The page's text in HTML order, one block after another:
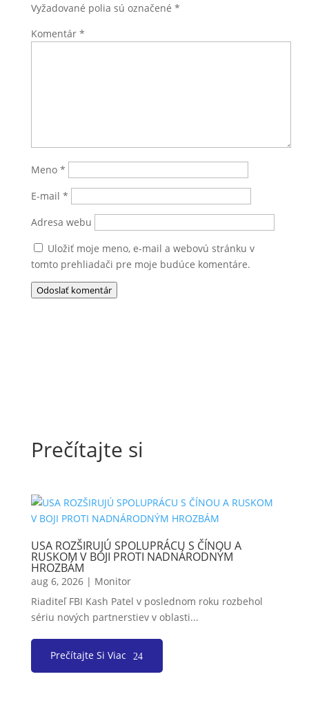
Vyžadované polia sú označené *
Komentár *
Meno *
E-mail *
Adresa webu
Uložiť moje meno, e-mail a webovú stránku v
tomto prehliadači pre moje budúce komentáre.
Odoslať komentár
Prečítajte si
USA ROZŠIRUJÚ SPOLUPRÁCU S ČÍNOU A
RUSKOM V BOJI PROTI NADNÁRODNÝM
HROZBÁM
aug 6, 2026| Monitor
Riaditeľ FBI Kash Patel v poslednom roku rozbehol
sériu nových partnerstiev v oblasti...
Prečítajte Si Viac